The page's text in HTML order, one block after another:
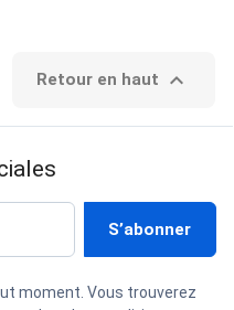
Retour en haut 
moment. Vous trouverez